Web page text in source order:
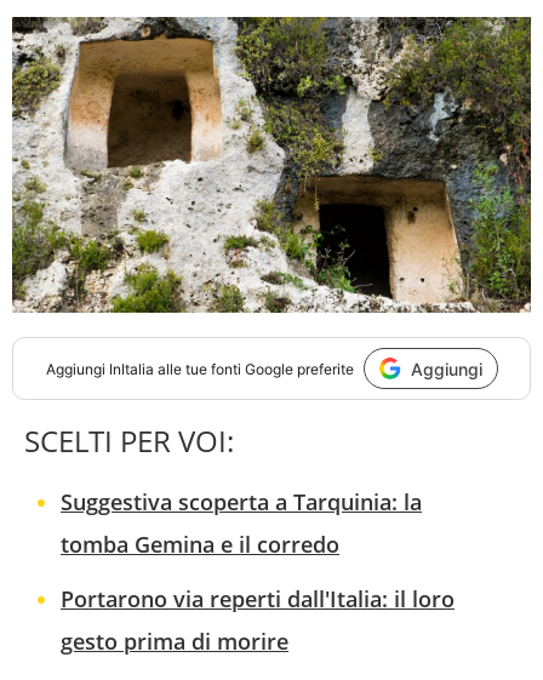
Aggiungi InItalia alle tue fonti Google preferite Aggiungi
SCELTI PER VOI:
Suggestiva scoperta a Tarquinia: la
tomba Gemina e il corredo
Portarono via reperti dall'Italia: il loro
gesto prima di morire